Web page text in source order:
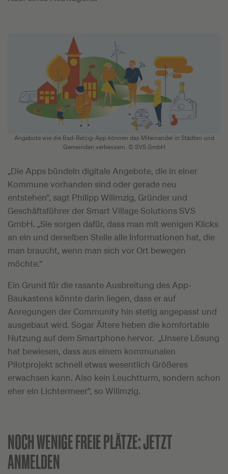
Angebote wie die Bad-Belzig-App können das Miteinander in Städten und
Gemeinden verbessern. © SVS GmbH
„Die Apps bündeln digitale Angebote, die in einer
Kommune vorhanden sind oder gerade neu
entstehen“, sagt Philipp Wilimzig, Gründer und
Geschäftsführer der Smart Village Solutions SVS
GmbH. „Sie sorgen dafür, dass man mit wenigen Klicks
an ein und derselben Stelle alle Informationen hat, die
man braucht, wenn man sich vor Ort bewegen
möchte.“
Ein Grund für die rasante Ausbreitung des App-
Baukastens könnte darin liegen, dass er auf
Anregungen der Community hin stetig angepasst und
ausgebaut wird. Sogar Ältere heben die komfortable
Nutzung auf dem Smartphone hervor. „Unsere Lösung
hat bewiesen, dass aus einem kommunalen
Pilotprojekt schnell etwas wesentlich Größeres
erwachsen kann. Also kein Leuchtturm, sondern schon
eher ein Lichtermeer“, so Wilimzig.
NOCH WENIGE FREIE PLÄTZE:JETZT
ANMELDEN